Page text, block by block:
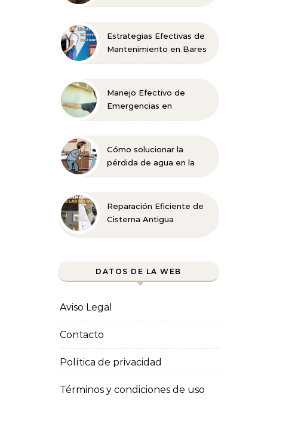
Estrategias Efectivas de
Mantenimiento en Bares
Manejo Efectivo de
Emergencias en
Cómo solucionar la
pérdida de agua en la
Reparación Eficiente de
Cisterna Antigua
DATOS DE LA WEB
Aviso Legal
Contacto
Política de privacidad
Términos y condiciones de uso